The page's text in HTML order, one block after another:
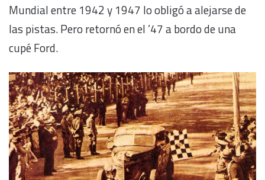
Mundial entre 1942 y 1947 lo obligó a alejarse de
las pistas. Pero retornó en el ’47 a bordo de una
cupé Ford.